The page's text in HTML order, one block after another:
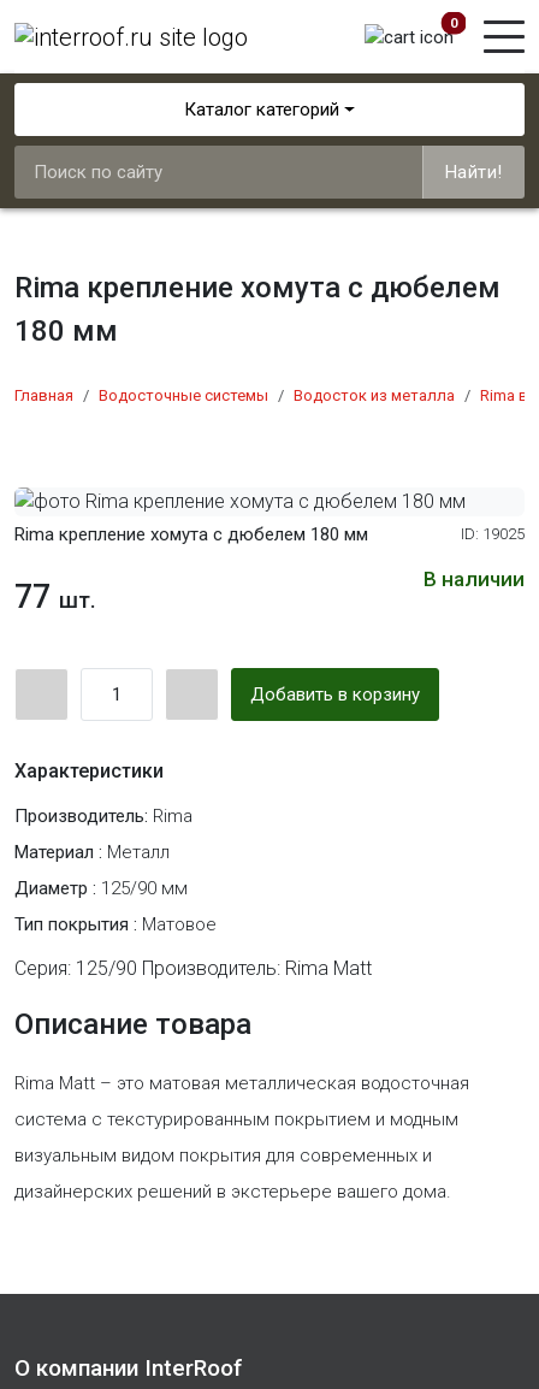
0
Каталог категорий
Найти!
Rima крепление хомута с дюбелем
180 мм
Главная Водосточные системы Водосток из металла Rima
Rima крепление хомута с дюбелем 180 мм ID: 19025
В наличии
77 шт.
Добавить в корзину
Характеристики
Производитель: Rima
Материал : Металл
Диаметр : 125/90 мм
Тип покрытия : Матовое
Серия: 125/90 Производитель: Rima Matt
Описание товара
Rima Matt – это матовая металлическая водосточная
система с текстурированным покрытием и модным
визуальным видом покрытия для современных и
дизайнерских решений в экстерьере вашего дома.
О компании InterRoof